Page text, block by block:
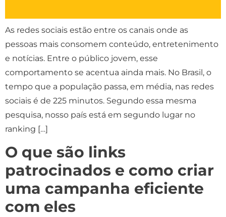
As redes sociais estão entre os canais onde as
pessoas mais consomem conteúdo, entretenimento
e notícias. Entre o público jovem, esse
comportamento se acentua ainda mais. No Brasil, o
tempo que a população passa, em média, nas redes
sociais é de 225 minutos. Segundo essa mesma
pesquisa, nosso país está em segundo lugar no
ranking […]
O que são links
patrocinados e como criar
uma campanha eficiente
com eles